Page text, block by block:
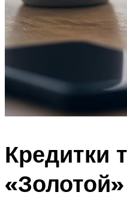
Кредитки
«Золотой»